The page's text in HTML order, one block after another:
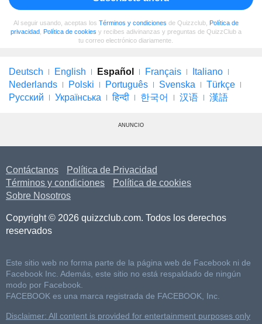
Al seguir usando, aceptas los Términos y condiciones de Quizzclub, Política de
privacidad, Política de cookies y recibes adivinanzas y preguntas de QuizzClub a
tu correo electrónico diariamente.
Deutsch English Español Français
Italiano
Nederlands
Polski Português Svenska
Türkçe
Русский
Українська हिन्दी 한국어 汉语 漢語
ANUNCIO
Contáctanos
Política de Privacidad
Términos y condiciones
Política de cookies
Sobre Nosotros
Copyright © 2026 quizzclub.com. Todos los derechos
reservados
Este sitio web no forma parte de la página web de Facebook ni de
Facebook Inc. Además, este sitio no está respaldado de ningún
modo por Facebook.
FACEBOOK es una marca registrada de FACEBOOK, Inc.
Disclaimer: All content is provided for entertainment purposes only